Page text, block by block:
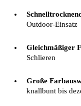
Outdoor-Einsatz
Gleichmäßiger
Schlieren
Große
knallbunt bis